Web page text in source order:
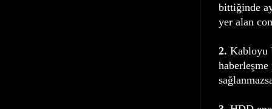
bittiğinde
yer alan
2. Kabloyu